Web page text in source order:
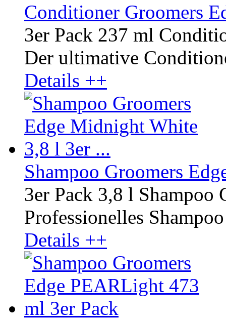
Conditioner Groomers
3er Pack 237 ml
Der ultimative
Details ++
Shampoo Groomers
3er Pack 3,8 l
Professionelles
Details ++